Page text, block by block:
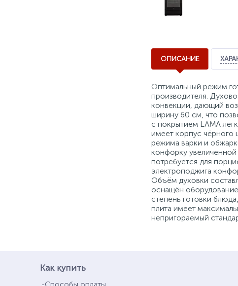
ОПИСАНИЕ
Оптимальный режим
производителя.
конвекции, дающий
ширину 60 см, что
с покрытием LAMA
имеет корпус
режима варки и
конфорку
потребуется для
электроподжига
Объём духовки
оснащён
степень готовки
плита имеет
непригораемый
Как купить